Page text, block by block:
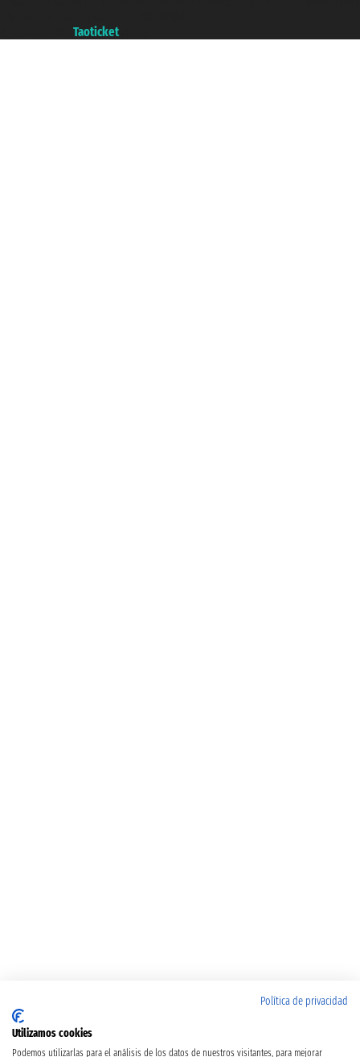
Taoticket
Política de privacidad
Utilizamos cookies
Podemos utilizarlas para el análisis de los datos de nuestros visitantes, para mejorar